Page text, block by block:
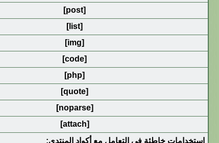
[post]
[list]
[img]
[code]
[php]
[quote]
[noparse]
[attach]
استخدامات خاطئة في التعامل مع أكواد المنتدى: